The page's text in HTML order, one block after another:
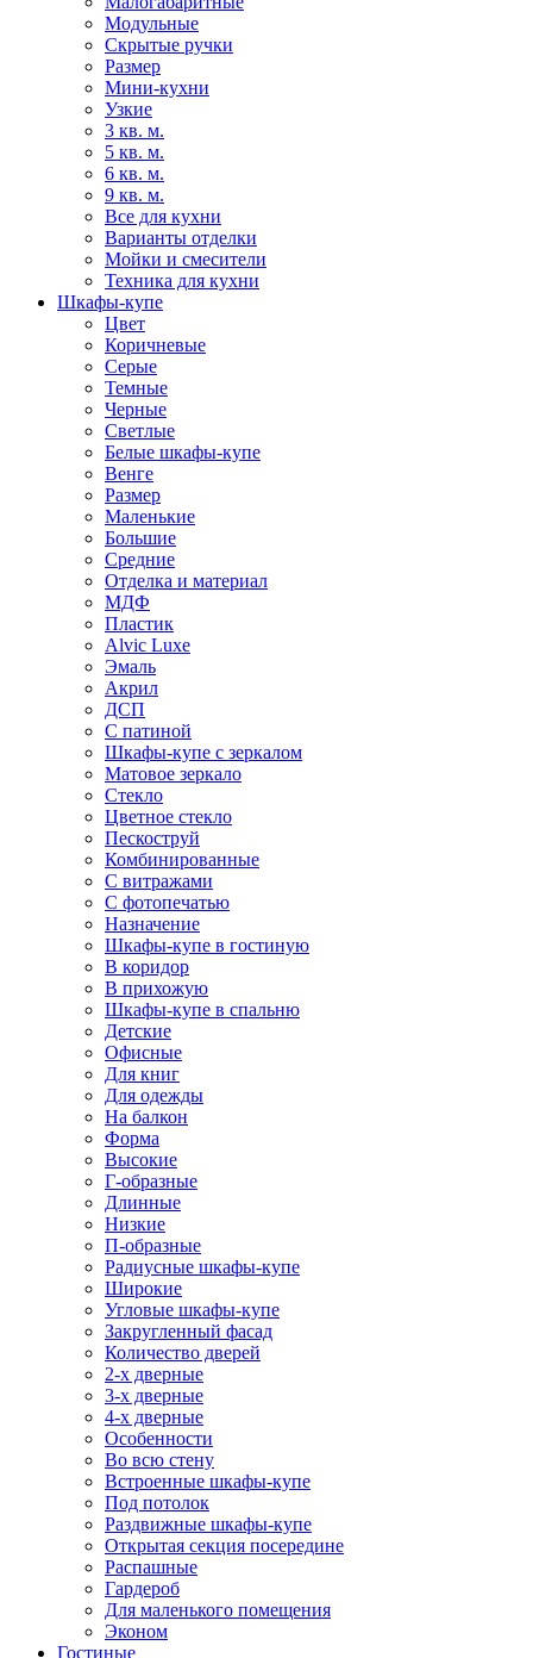
Модульные
Скрытые ручки
Размер
Мини-кухни
Узкие
3 кв. м.
5 кв. м.
6 кв. м.
9 кв. м.
Все для кухни
Варианты отделки
Мойки и смесители
Техника для кухни
Шкафы-купе
Цвет
Коричневые
Серые
Темные
Черные
Светлые
Белые шкафы-купе
Венге
Размер
Маленькие
Большие
Средние
Отделка и материал
МДФ
Пластик
Alvic Luxe
Эмаль
Акрил
ДСП
С патиной
Шкафы-купе с зеркалом
Матовое зеркало
Стекло
Цветное стекло
Пескоструй
Комбинированные
С витражами
С фотопечатью
Назначение
Шкафы-купе в гостиную
В коридор
В прихожую
Шкафы-купе в спальню
Детские
Офисные
Для книг
Для одежды
На балкон
Форма
Высокие
Г-образные
Длинные
Низкие
П-образные
Радиусные шкафы-купе
Широкие
Угловые шкафы-купе
Закругленный фасад
Количество дверей
2-х дверные
3-х дверные
4-х дверные
Особенности
Во всю стену
Встроенные шкафы-купе
Под потолок
Раздвижные шкафы-купе
Открытая секция посередине
Распашные
Гардероб
Для маленького помещения
Эконом
Гостиные